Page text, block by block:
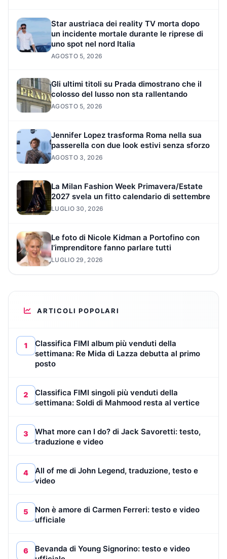
Star austriaca dei reality TV morta dopo
un incidente mortale durante le riprese di
uno spot nel nord Italia
AGOSTO 5, 2026
Gli ultimi titoli su Prada dimostrano che il
colosso del lusso non sta rallentando
AGOSTO 5, 2026
Jennifer Lopez trasforma Roma nella sua
passerella con due look estivi senza sforzo
AGOSTO 3, 2026
La Milan Fashion Week Primavera/Estate
2027 svela un fitto calendario di settembre
LUGLIO 30, 2026
Le foto di Nicole Kidman a Portofino con
l’imprenditore fanno parlare tutti
LUGLIO 29, 2026
ARTICOLI POPOLARI
1
Classifica FIMI album più venduti della
settimana: Re Mida di Lazza debutta al primo
posto
2
Classifica FIMI singoli più venduti della
settimana: Soldi di Mahmood resta al vertice
3
What more can I do? di Jack Savoretti: testo,
traduzione e video
4
All of me di John Legend, traduzione, testo e
video
5
Non è amore di Carmen Ferreri: testo e video
ufficiale
6
Bevanda di Young Signorino: testo e video